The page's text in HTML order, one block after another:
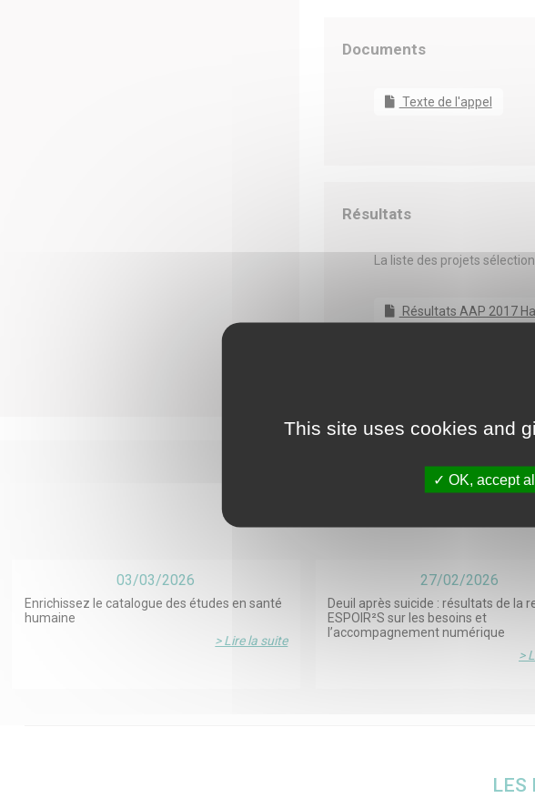
Documents
Texte de l'appel
Résultats
La liste des projets
Résultats AAP 2017
03/03/2026
Enrichissez le catalogue des études en santé
humaine
> Lire la suite
27/02/2026
Deuil après suicide : résultats de la
ESPOIR²S sur les besoins et
l’accompagnement numérique
>
LES
This site uses cookies and
OK, accept